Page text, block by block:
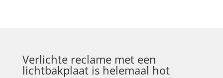
Verlichte reclame met een
lichtbakplaat is helemaal hot